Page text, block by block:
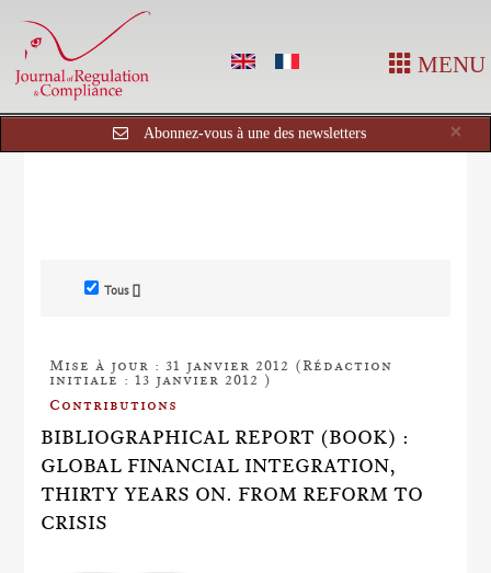
MENU
×
Abonnez-vous à une des newsletters
Tous []
Mise à jour : 31 janvier 2012 (Rédaction
initiale : 13 janvier 2012 )
Contributions
BIBLIOGRAPHICAL REPORT (BOOK) :
GLOBAL FINANCIAL INTEGRATION,
THIRTY YEARS ON. FROM REFORM TO
CRISIS